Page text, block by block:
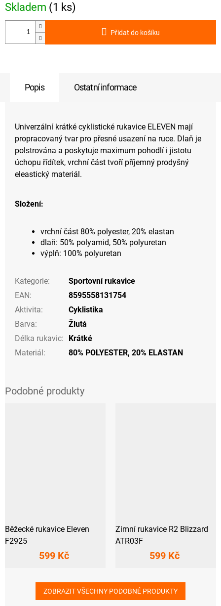
Skladem (1 ks)
Přidat do košíku
Popis Ostatní informace
Univerzální krátké cyklistické rukavice ELEVEN mají
propracovaný tvar pro přesné usazení na ruce. Dlaň je
polstrována a poskytuje maximum pohodlí i jistotu
úchopu řídítek, vrchní část tvoří příjemný prodyšný
eleastický materiál.
Složení:
vrchní část 80% polyester, 20% elastan
dlaň: 50% polyamid, 50% polyuretan
výplň: 100% polyuretan
Kategorie:
Sportovní rukavice
EAN:
8595558131754
Aktivita:
Cyklistika
Barva:
Žlutá
Délka rukavic:
Krátké
Materiál: 80% POLYESTER, 20% ELASTAN
Běžecké rukavice Eleven
F2925
599 Kč
Zimní rukavice R2 Blizzard
ATR03F
599 Kč
ZOBRAZIT VŠECHNY PODOBNÉ PRODUKTY